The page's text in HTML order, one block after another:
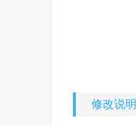
修改说明